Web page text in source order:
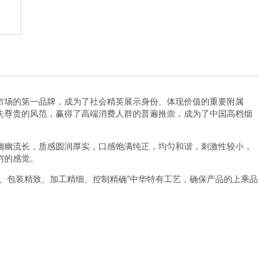
的第一品牌，成为了社会精英展示身份、体现价值的重要附属
贵的风范，赢得了高端消费人群的普遍推崇，成为了中国高档烟
流长，质感圆润厚实，口感饱满纯正，均匀和谐，刺激性较小，
感觉。
包装精致、加工精细、控制精确”中华特有工艺，确保产品的上乘品